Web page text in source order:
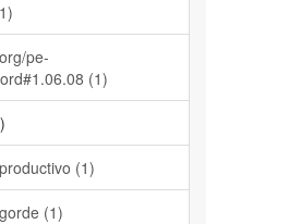
pe-
(1)
(1)
(1)